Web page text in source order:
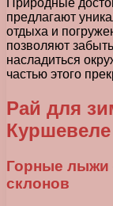
Природные
предлагают
отдыха и
позволяют
насладиться
частью этого
Рай для
Куршевеле
Горные лыжи
склонов